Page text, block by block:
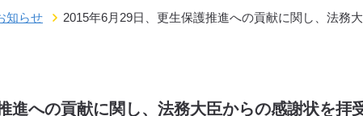
知らせ 2015年6月29日、更生保護推進への貢献に関し、法務
進への貢献に関し、法務大臣からの感謝状を拝